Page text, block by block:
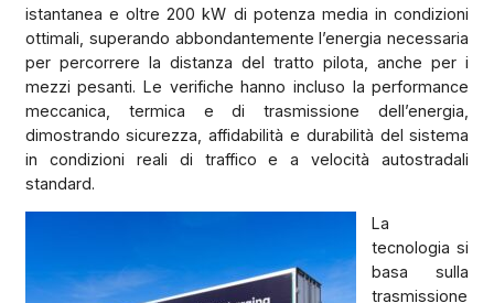
istantanea e oltre 200 kW di potenza media in condizioni
ottimali, superando abbondantemente l’energia necessaria
per percorrere la distanza del tratto pilota, anche per i
mezzi pesanti. Le verifiche hanno incluso la performance
meccanica, termica e di trasmissione dell’energia,
dimostrando sicurezza, affidabilità e durabilità del sistema
in condizioni reali di traffico e a velocità autostradali
standard.
La
tecnologia si
basa sulla
trasmissione